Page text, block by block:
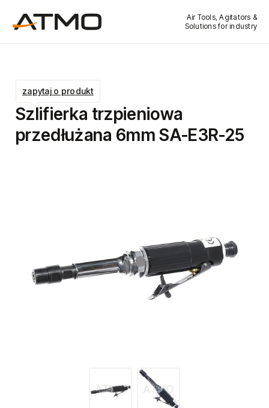
Air Tools, Agitators &
Solutions for industry
Szlifierka trzpieniowa
przedłużana 6mm SA-E3R-25
zapytaj o produkt